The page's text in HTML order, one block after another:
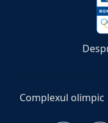
Complexul olimpic